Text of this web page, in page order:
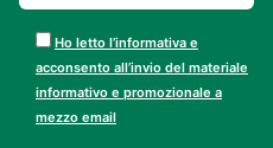
Ho letto l’informativa e
acconsento all’invio del materiale
informativo e promozionale a
mezzo email